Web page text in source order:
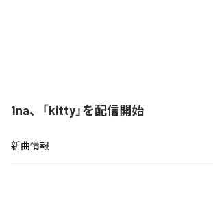
1na、「kitty」を配信開始
新曲情報